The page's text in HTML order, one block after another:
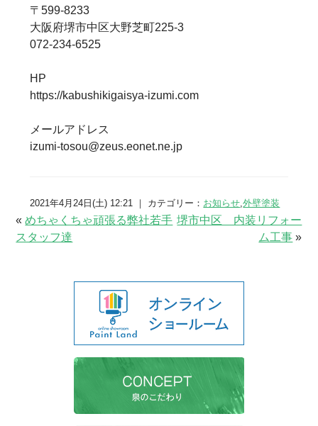
〒599-8233
大阪府堺市中区大野芝町225-3
072-234-6525
HP
https://kabushikigaisya-izumi.com
メールアドレス
izumi-tosou@zeus.eonet.ne.jp
2021年4月24日(土) 12:21 ｜ カテゴリー： お知らせ,外壁塗装
«めちゃくちゃ頑張る弊社若手
スタッフ達
堺市中区 内装リフォー
ム工事 »